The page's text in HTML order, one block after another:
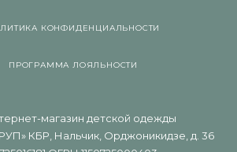
КОНФИДЕНЦИАЛЬНОСТИ
ПРОГРАММА ЛОЯЛЬНОСТИ
магазин детской одежды
КБР, Нальчик, Орджоникидзе, д. 36